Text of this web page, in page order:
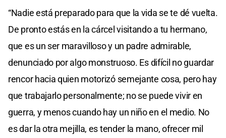
“Nadie está preparado para que la vida se te dé vuelta.
De pronto estás en la cárcel visitando a tu hermano,
que es un ser maravilloso y un padre admirable,
denunciado por algo monstruoso. Es difícil no guardar
rencor hacia quien motorizó semejante cosa, pero hay
que trabajarlo personalmente; no se puede vivir en
guerra, y menos cuando hay un niño en el medio. No
es dar la otra mejilla, es tender la mano, ofrecer mil